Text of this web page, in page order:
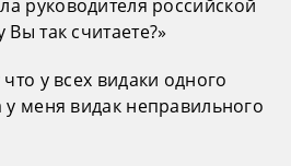
руководителя российской
так считаете?»
у всех видаки одного
у меня видак неправильного